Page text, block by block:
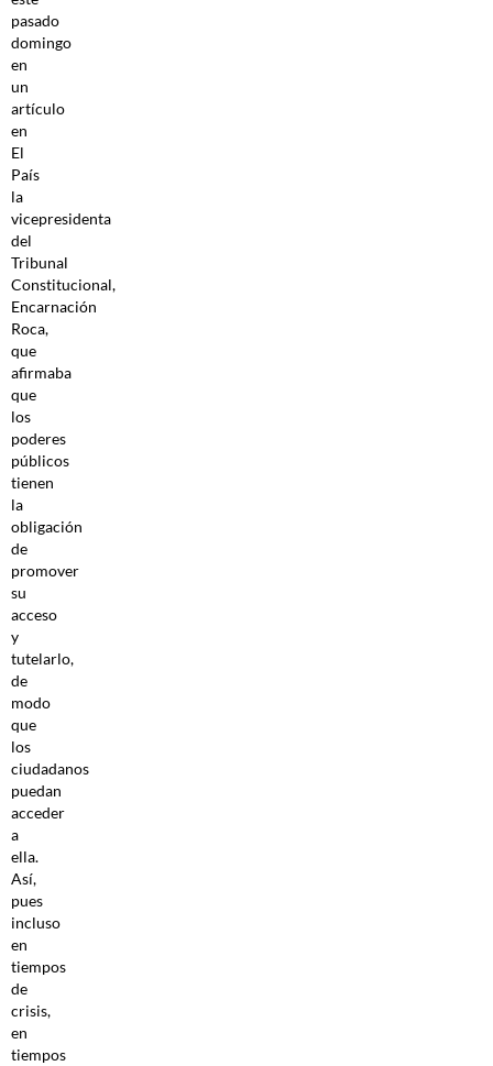
pasado
domingo
en
un
artículo
en
El
País
la
vicepresidenta
del
Tribunal
Constitucional,
Encarnación
Roca,
que
afirmaba
que
los
poderes
públicos
tienen
la
obligación
de
promover
su
acceso
y
tutelarlo,
de
modo
que
los
ciudadanos
puedan
acceder
a
ella.
Así,
pues
incluso
en
tiempos
de
crisis,
en
tiempos